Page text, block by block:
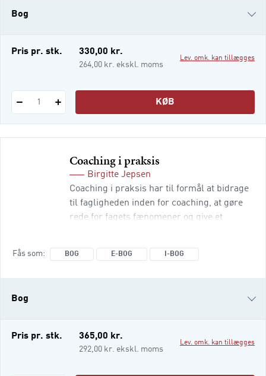
Bog
e-bog
Pris pr. stk. 330,00 kr.
264,00 kr. ekskl. moms
Lev. omk. kan tillægges
1 KØB
Coaching i praksis
Birgitte Jepsen
Coaching i praksis har til formål at bidrage
til fagligheden inden for coaching, at gøre
rede for fagets fænomener og give et
Fås som BOG E-BOG I-BOG
Bog
e-bog
Pris pr. stk. 365,00 kr.
292,00 kr. ekskl. moms
Lev. omk. kan tillægges